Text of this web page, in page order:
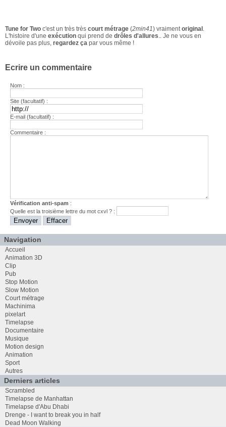
Tune for Two c'est un très très court métrage (2min41) vraimentoriginal .
L'histoire d'une exécution qui prend de drôles d'allures.. Je ne vous en
dévoile pas plus, regardez ça par vous même !
Ecrire un commentaire
Nom :
Site (facultatif) :
E-mail (facultatif) :
Commentaire :
Vérification anti-spam :
Quelle est latroisième lettre du motcxvl ? :
Navigation
Accueil
Animation 3D
Clip
Pub
Stop Motion
Slow Motion
Court métrage
Machinima
pixelart
Timelapse
Documentaire
Musique
Motion design
Animation
Sport
Autres
Derniers articles
Scrambled
Timelapse de Manhattan
Timelapse d'Abu Dhabi
Drenge - I want to break you in half
Dead Moon Walking